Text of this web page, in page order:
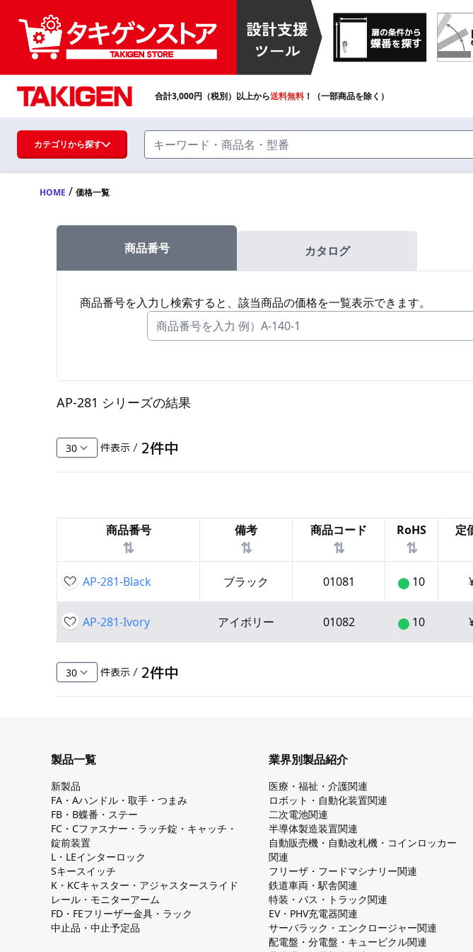
ハンドル・取手・つまみ・周辺機器
蝶番・ステー・周辺機器
FB・B
ファスナー・ラッチ錠・キャッチ・錠前
L・LE
S
キャスター・アジャスター・スライドレ
断熱・ライト・ラック
合計3,000円（税別）以上から送料無料 ！（一部商品を除く）
カテゴリから探す
HOME / 価格一覧
商品番号 カタログ
商品番号を入力し検索すると、該当商品の価格を一覧表示できます。
AP-281 シリーズの結果
件表示 / 2件中
商品番号
⇅
備考
⇅
商品コード
⇅
RoHS
⇅
定
AP-281-Black ブラック 01081 10
AP-281-Ivory アイボリー 01082 10
件表示 / 2件中
製品一覧
新製品
FA・Aハンドル・取手・つまみ
FB・B蝶番・ステー
FC・Cファスナー・ラッチ錠・キャッチ・
錠前装置
L・LEインターロック
Sキースイッチ
K・KCキャスター・アジャスタースライド
レール・モニターアーム
FD・FEフリーザー金具・ラック
中止品・中止予定品
業界別製品紹介
医療・福祉・介護関連
ロボット・自動化装置関連
二次電池関連
半導体製造装置関連
自動販売機・自動改札機・コインロッカー
関連
フリーザ・フードマシナリー関連
鉄道車両・駅舎関連
特装・バス・トラック関連
EV・PHV充電器関連
サーバラック・エンクロージャー関連
配電盤・分電盤・キュービクル関連